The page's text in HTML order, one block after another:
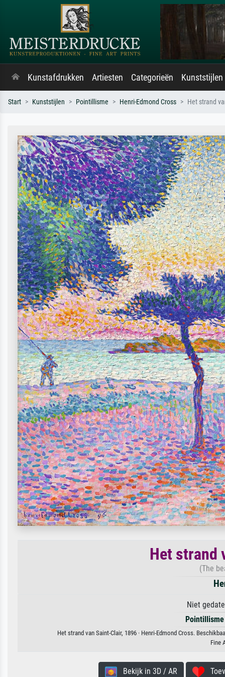
Kunstafdrukken Artiesten Categorieën Kunststijlen
Start Kunststijlen Pointillisme Henri-Edmond Cross Het strand
Het strand
(The
Niet
Pointillisme
Het strand van Saint-Clair, 1896 · Henri-Edmond Cross.
Fine
Bekijk in 3D / AR